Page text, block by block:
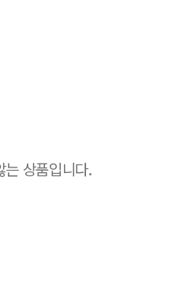
는 상품입니다.